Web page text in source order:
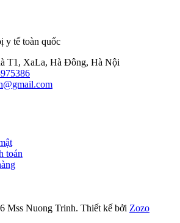
y tế toàn quốc
T1, XaLa, Hà Đông, Hà Nội
toán
Mss Nuong Trinh. Thiết kế bởi Zozo